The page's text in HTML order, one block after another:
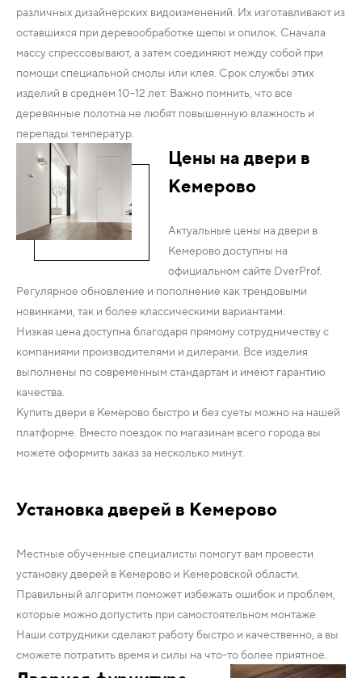
различных дизайнерских видоизменений. Их изготавливают из
оставшихся при деревообработке щепы и опилок. Сначала
массу спрессовывают, а затем соединяют между собой при
помощи специальной смолы или клея. Срок службы этих
изделий в среднем 10-12 лет. Важно помнить, что все
деревянные полотна не любят повышенную влажность и
перепады температур.
Цены на двери в
Кемерово
Актуальные цены на двери в
Кемерово доступны на
официальном сайте DverProf.
Регулярное обновление и пополнение как трендовыми
новинками, так и более классическими вариантами.
Низкая цена доступна благодаря прямому сотрудничеству с
компаниями производителями и дилерами. Все изделия
выполнены по современным стандартам и имеют гарантию
качества.
Купить двери в Кемерово быстро и без суеты можно на нашей
платформе. Вместо поездок по магазинам всего города вы
можете оформить заказ за несколько минут.
Установка дверей в Кемерово
Местные обученные специалисты помогут вам провести
установку дверей в Кемерово и Кемеровской области.
Правильный алгоритм поможет избежать ошибок и проблем,
которые можно допустить при самостоятельном монтаже.
Наши сотрудники сделают работу быстро и качественно, а вы
сможете потратить время и силы на что-то более приятное.